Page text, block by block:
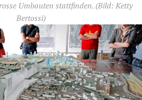
Umbauten stattfinden. (Bild: Ketty
Bertossi)